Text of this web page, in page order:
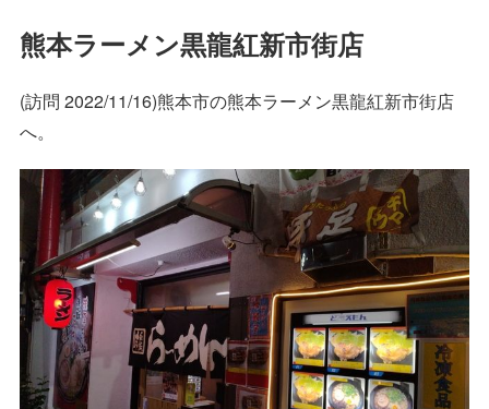
熊本ラーメン黒龍紅新市街店
(訪問 2022/11/16)熊本市の熊本ラーメン黒龍紅新市街店
へ。